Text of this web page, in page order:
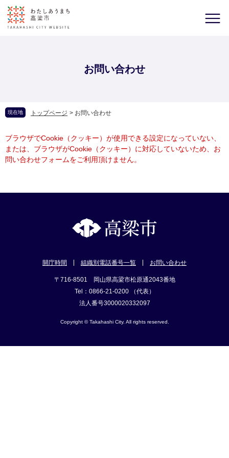
お問い合わせ
現在地 トップページ > お問い合わせ
ブラウザでCookie（クッキー）が使用できる設定になっていない、
または、ブラウザがCookie（クッキー）に対応していないため、お
問い合わせフォームをご利用頂けません。
開庁時間 組織別電話番号一覧 お問い合わせ
〒716-8501 岡山県高梁市松原通2043番地
Tel：0866-21-0200 （代表）
法人番号3000020332097
Copyright © Takahashi City. All rights reserved.